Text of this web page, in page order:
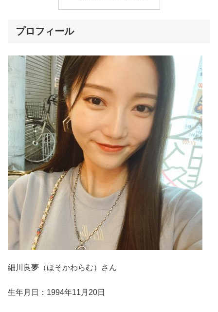
プロフィール
細川良夢（ほそかわらむ）さん
生年月日：1994年11月20日